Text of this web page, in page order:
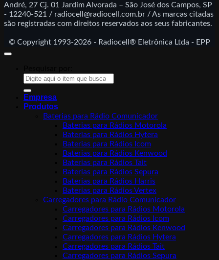
André, 27 Cj. 01 Jardim Alvorada – São José dos Campos, SP
- 12240-521 / radiocell@radiocell.com.br / As marcas citadas
são registradas com direitos reservados aos seus fabricantes.
© Copyright 1993-2026 - Radiocell® Eletrônica Ltda - EPP
Empresa
Produtos
Baterias para Rádio Comunicador
Baterias para Rádios Motorola
Baterias para Rádios Hytera
Baterias para Rádios Icom
Baterias para Rádios Kenwood
Baterias para Rádios Tait
Baterias para Rádios Sepura
Baterias para Rádios Harris
Baterias para Rádios Vertex
Carregadores para Rádio Comunicador
Carregadores para Rádios Motorola
Carregadores para Rádios Icom
Carregadores para Rádios Kenwood
Carregadores para Rádios Hytera
Carregadores para Rádios Tait
Carregadores para Rádios Sepura